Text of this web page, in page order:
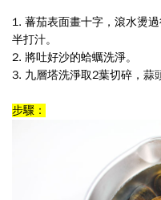
1. 蕃茄表面畫十字，滾水燙
半打汁。
2. 將吐好沙的蛤蠣洗淨。
3. 九層塔洗淨取2葉切碎，蒜
步驟：